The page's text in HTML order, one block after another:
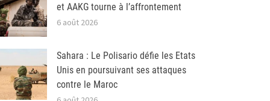
et AAKG tourne à l’affrontement
6 août 2026
Sahara : Le Polisario défie les Etats
Unis en poursuivant ses attaques
contre le Maroc